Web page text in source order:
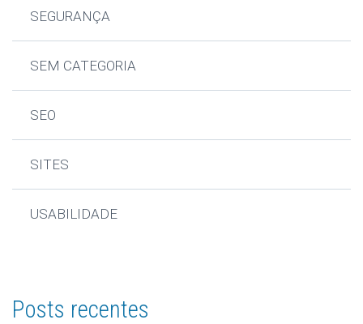
SEGURANÇA
SEM CATEGORIA
SEO
SITES
USABILIDADE
Posts recentes